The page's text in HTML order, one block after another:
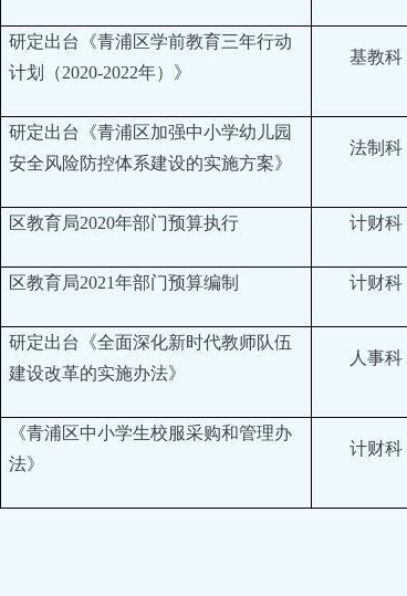
研定出台《青浦区学前教育三年行动
计划（2020-2022年）》
基教科
研定出台《青浦区加强中小学幼儿园
安全风险防控体系建设的实施方案》
法制科
区教育局2020年部门预算执行 计财科
区教育局2021年部门预算编制 计财科
研定出台《全面深化新时代教师队伍
建设改革的实施办法》
人事科
《青浦区中小学生校服采购和管理办
法》
计财科